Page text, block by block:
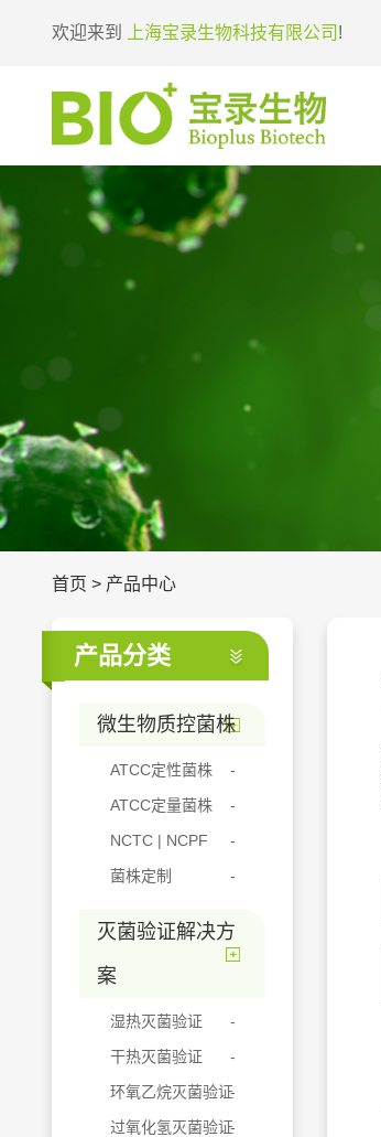
欢迎来到 上海宝录生物科技有限公司 !
首页 > 产品中心
产品分类
微生物质控菌株
ATCC定性菌株
ATCC定量菌株
NCTC | NCPF
菌株定制
灭菌验证解决方
案
湿热灭菌验证
干热灭菌验证
环氧乙烷灭菌验证
过氧化氢灭菌验证